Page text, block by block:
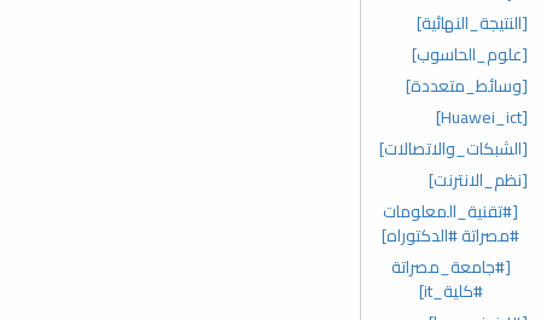
[النتيجة_النهائية]
[علوم_الحاسوب]
[وسائط_متعددة]
[Huawei_ict]
[الشبكات_والاتصالات]
[نظم_الانترنت]
[#تقنية_المعلومات
#مصراتة #الدكتوراه]
[#جامعة_مصراتة
#كلية_it]